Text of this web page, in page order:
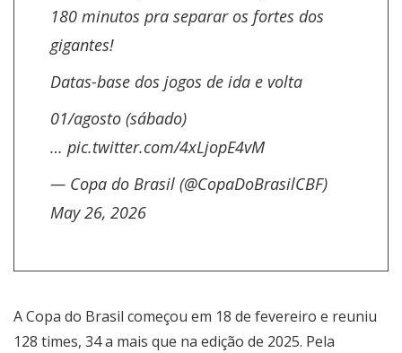
180 minutos pra separar os fortes dos
gigantes!
Datas-base dos jogos de ida e volta
01/agosto (sábado)
… pic.twitter.com/4xLjopE4vM
— Copa do Brasil (@CopaDoBrasilCBF)
May 26, 2026
A Copa do Brasil começou em 18 de fevereiro e reuniu
128 times, 34 a mais que na edição de 2025. Pela